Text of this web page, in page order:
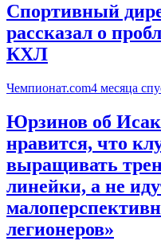
Спортивный
рассказал о
КХЛ
Чемпионат.com4 месяца
Юрзинов об
нравится, что
выращивать
линейки, а не
легионеров»